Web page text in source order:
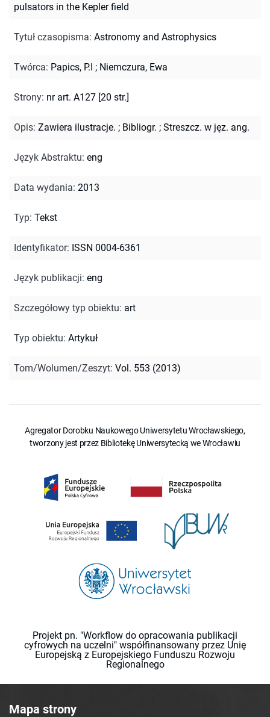
pulsators in the Kepler field
Tytuł czasopisma: Astronomy and Astrophysics
Twórca: Papics, P.I ; Niemczura, Ewa
Strony: nr art. A127 [20 str.]
Opis: Zawiera ilustracje. ; Bibliogr. ; Streszcz. w jęz. ang.
Język Abstraktu: eng
Data wydania: 2013
Typ: Tekst
Identyfikator: ISSN 0004-6361
Język publikacji: eng
Szczegółowy typ obiektu: art
Typ obiektu: Artykuł
Tom/Wolumen/Zeszyt: Vol. 553 (2013)
Agregator Dorobku Naukowego Uniwersytetu Wrocławskiego,
tworzony jest przez Bibliotekę Uniwersytecką we Wrocławiu
Projekt pn. "Workflow do opracowania publikacji
cyfrowych na uczelni" współfinansowany przez Unię
Europejską z Europejskiego Funduszu Rozwoju
Regionalnego
Mapa strony